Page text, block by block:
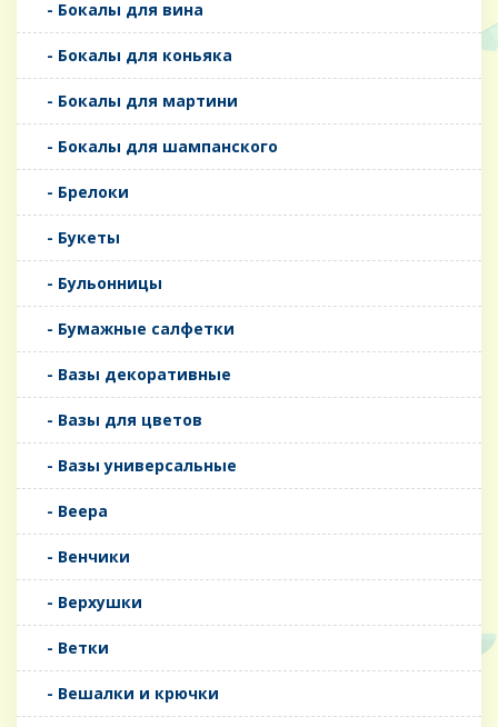
- Бокалы для вина
- Бокалы для коньяка
- Бокалы для мартини
- Бокалы для шампанского
- Брелоки
- Букеты
- Бульонницы
- Бумажные салфетки
- Вазы декоративные
- Вазы для цветов
- Вазы универсальные
- Веера
- Венчики
- Верхушки
- Ветки
- Вешалки и крючки